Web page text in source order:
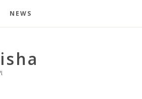
NEWS